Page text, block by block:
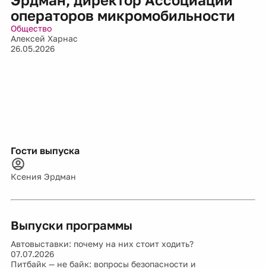
операторов микромобильности
Общество
Алексей Харнас
26.05.2026
Гости выпуска
Ксения Эрдман
Выпуски программы
Автовыставки: почему на них стоит ходить?
07.07.2026
Питбайк — не байк: вопросы безопасности и